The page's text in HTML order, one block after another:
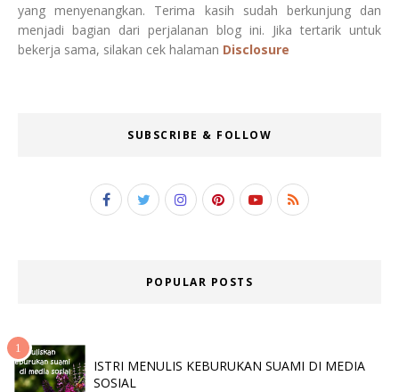
yang menyenangkan. Terima kasih sudah berkunjung dan
menjadi bagian dari perjalanan blog ini. Jika tertarik untuk
bekerja sama, silakan cek halaman Disclosure
SUBSCRIBE & FOLLOW
POPULAR POSTS
ISTRI MENULIS KEBURUKAN SUAMI DI MEDIA
SOSIAL